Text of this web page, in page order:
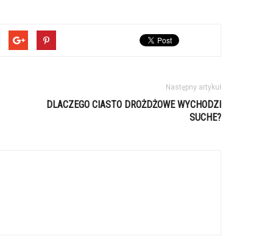
Następny artykuł
DLACZEGO CIASTO DROŻDŻOWE WYCHODZI
SUCHE?